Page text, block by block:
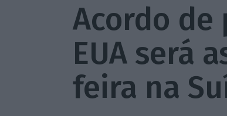
Acordo de
EUA será
feira na